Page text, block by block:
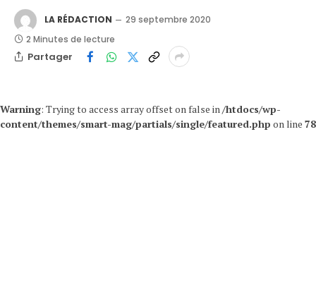
LA RÉDACTION
29 septembre 2020
2 Minutes de lecture
Partager
Warning: Trying to access array offset on false in/htdocs/wp-
content/themes/smart-mag/partials/single/featured.php on line 78